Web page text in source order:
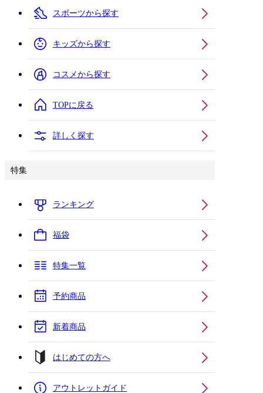
スポーツから探す
キッズから探す
コスメから探す
TOPに戻る
詳しく探す
特集
ランキング
福袋
特集一覧
予約商品
新着商品
はじめての方へ
アウトレットガイド